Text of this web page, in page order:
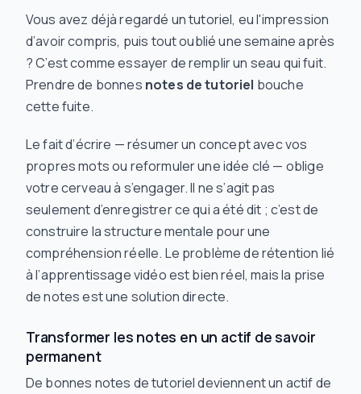
Vous avez déjà regardé un tutoriel, eu l'impression
d’avoir compris, puis tout oublié une semaine après
? C’est comme essayer de remplir un seau qui fuit.
Prendre de bonnes notes de tutoriel bouche
cette fuite.
Le fait d’écrire — résumer un concept avec vos
propres mots ou reformuler une idée clé — oblige
votre cerveau à s’engager. Il ne s’agit pas
seulement d’enregistrer ce qui a été dit ; c’est de
construire la structure mentale pour une
compréhension réelle. Le problème de rétention lié
à l’apprentissage vidéo est bien réel, mais la prise
de notes est une solution directe.
Transformer les notes en un actif de savoir
permanent
De bonnes notes de tutoriel deviennent un actif de